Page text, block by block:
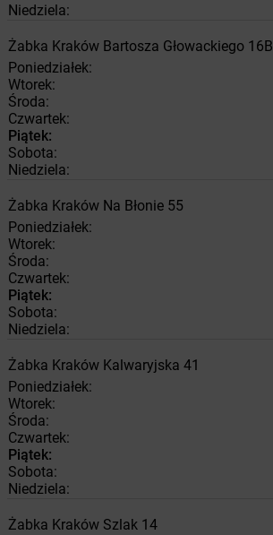
Niedziela:
Żabka Kraków Bartosza Głowackiego 16B
Poniedziałek:
Wtorek:
Środa:
Czwartek:
Piątek:
Sobota:
Niedziela:
Żabka Kraków Na Błonie 55
Poniedziałek:
Wtorek:
Środa:
Czwartek:
Piątek:
Sobota:
Niedziela:
Żabka Kraków Kalwaryjska 41
Poniedziałek:
Wtorek:
Środa:
Czwartek:
Piątek:
Sobota:
Niedziela:
Żabka Kraków Szlak 14